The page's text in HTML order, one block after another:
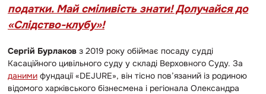
податки. Май сміливість знати! Долучайся до
«Слідство-клубу»!
Сергій Бурлаков з 2019 року обіймає посаду судді
Касаційного цивільного суду у складі Верховного Суду. За
даними фундації «DEJURE», він тісно пов’язаний із родиною
відомого харківського бізнесмена і регіонала Олександра